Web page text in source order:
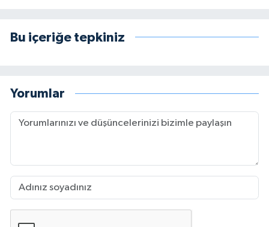
Bu içeriğe tepkiniz
Yorumlar